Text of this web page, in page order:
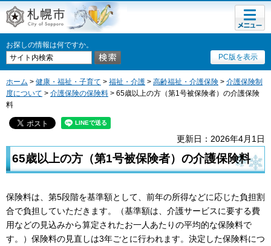
札幌市
お探しの情報は何ですか。
PC版を表示
メニュ
ー
ホーム > 健康・福祉・子育て > 福祉・介護 > 高齢福祉・介護保険 > 介護保険制
度について > 介護保険の保険料 > 65歳以上の方（第1号被保険者）の介護保険
料
更新日：2026年4月1日
65歳以上の方（第1号被保険者）の介護保険料
保険料は、第5段階を基準額として、前年の所得などに応じた負担割
合で負担していただきます。（基準額は、介護サービスに要する費
用などの見込みから算定されたお一人あたりの平均的な保険料で
す。）保険料の見直しは3年ごとに行われます。決定した保険料につ